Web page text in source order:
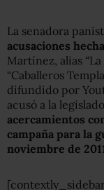
La senadora
acusaciones
Martínez, alias
“Caballeros
difundido por
acusó a la
acercamientos
campaña para la
noviembre de